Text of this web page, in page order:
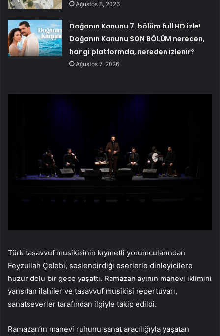
Ağustos 8, 2026
Doğanın Kanunu 7. bölüm full HD izle!
Doğanın Kanunu SON BÖLÜM nereden,
hangi platformda, nereden izlenir?
Ağustos 7, 2026
Türk tasavvuf musikisinin kıymetli yorumcularından
Feyzullah Çelebi, seslendirdiği eserlerle dinleyicilere
huzur dolu bir gece yaşattı. Ramazan ayının manevi iklimini
yansıtan ilahiler ve tasavvuf musikisi repertuvarı,
sanatseverler tarafından ilgiyle takip edildi.
Ramazan’ın manevi ruhunu sanat aracılığıyla yaşatan